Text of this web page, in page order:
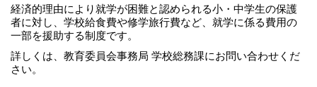
経済的理由により就学が困難と認められる小・中学生の保護
者に対し、学校給食費や修学旅行費など、就学に係る費用の
一部を援助する制度です。
詳しくは、教育委員会事務局 学校総務課にお問い合わせくだ
さい。